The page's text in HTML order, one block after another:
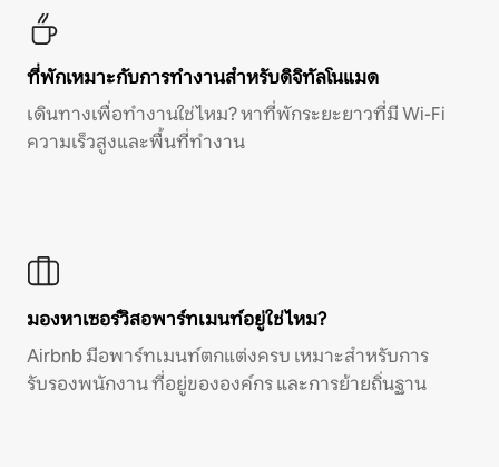
ที่พักเหมาะกับการทำงานสำหรับดิจิทัลโนแมด
เดินทางเพื่อทำงานใช่ไหม? หาที่พักระยะยาวที่มี Wi-Fi
ความเร็วสูงและพื้นที่ทำงาน
มองหาเซอร์วิสอพาร์ทเมนท์อยู่ใช่ไหม?
Airbnb มีอพาร์ทเมนท์ตกแต่งครบ เหมาะสำหรับการ
รับรองพนักงาน ที่อยู่ขององค์กร และการย้ายถิ่นฐาน